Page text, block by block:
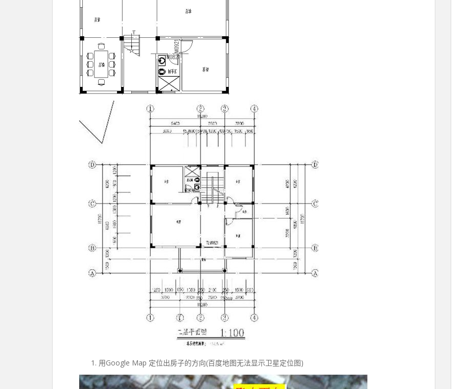
用Google Map 定位出房子的方向(百度地图无法显示卫星定位图)